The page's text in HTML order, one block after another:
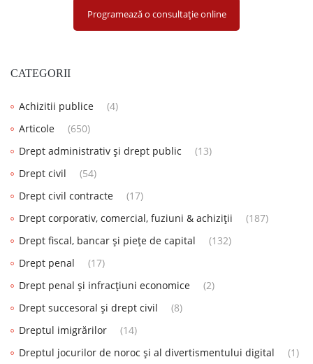
Programează o consultație online
CATEGORII
Achizitii publice
(4)
Articole
(650)
Drept administrativ și drept public
(13)
Drept civil
(54)
Drept civil contracte
(17)
Drept corporativ, comercial, fuziuni & achiziții
(187)
Drept fiscal, bancar și piețe de capital
(132)
Drept penal
(17)
Drept penal și infracțiuni economice
(2)
Drept succesoral și drept civil
(8)
Dreptul imigrărilor
(14)
Dreptul jocurilor de noroc și al divertismentului digital
(1)